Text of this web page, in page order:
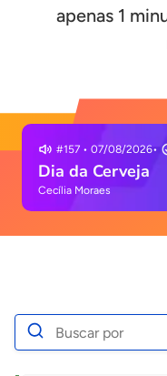
apenas 1
#157 • 07/08/2026•
Dia da Cerveja
Cecília Moraes